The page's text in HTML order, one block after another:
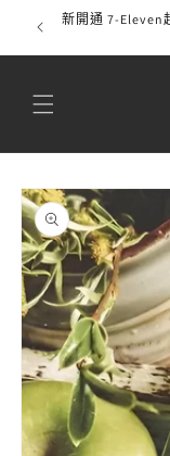
跳至內
容
新開通 7-Eleven
略過產
品資訊